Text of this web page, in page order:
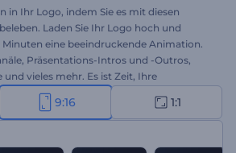
in Ihr Logo, indem Sie es mit diesen
Laden Sie Ihr Logo hoch und
eine beeindruckende Animation.
Präsentations-Intros und -Outros,
vieles mehr. Es ist Zeit, Ihre
Probieren Sie die Lichtstreifen-
9:16 1:1